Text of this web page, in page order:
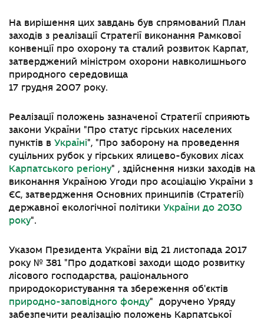
На вирішення цих завдань був спрямований План
заходів з реалізації Стратегії виконання Рамкової
конвенції про охорону та сталий розвиток Карпат,
затверджений міністром охорони навколишнього
природного середовища
17 грудня 2007 року.
Реалізації положень зазначеної Стратегії сприяють
закони України " Про статус гірських населених
пунктів в Україні", " Про заборону на проведення
суцільних рубок у гірських ялицево-букових лісах
Карпатського регіону" , здійснення низки заходів на
виконання Україною Угоди про асоціацію України з
ЄС, затвердження Основних принципів (Стратегії)
державної екологічної політики України до 2030
року".
Указом Президента України від 21 листопада 2017
року № 381 " Про додаткові заходи щодо розвитку
лісового господарства, раціонального
природокористування та збереження об'єктів
природно-заповідного фонду"
доручено Уряду
забезпечити реалізацію положень Карпатської